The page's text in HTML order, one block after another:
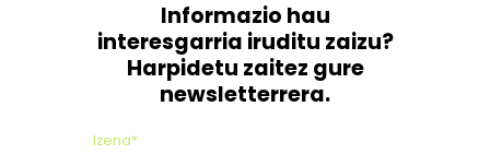
Informazio hau
interesgarria iruditu zaizu?
Harpidetu zaitez gure
newsletterrera.
Izena*